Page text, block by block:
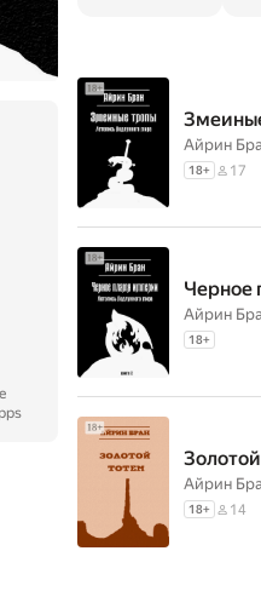
Айрин
18+ 17
Черное
Айрин
18+
Айрин
18+ 14